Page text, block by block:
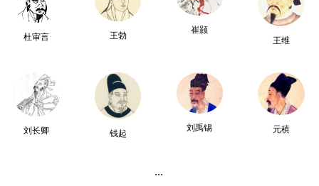
杜审言 王勃
崔颢
王维
刘长卿 钱起
刘禹锡 元稹
...